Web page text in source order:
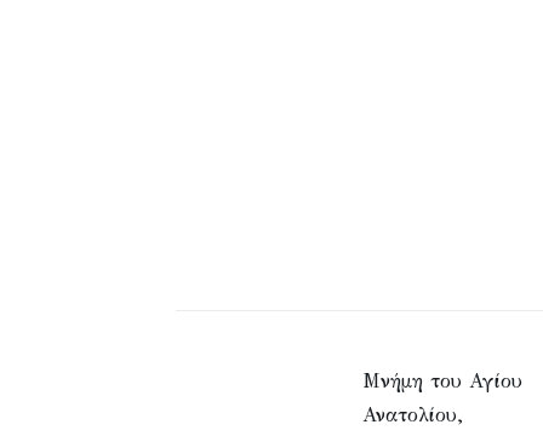
Μνήμη του Αγίου
Ανατολίου,